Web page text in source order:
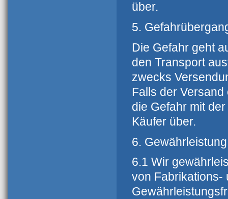
über.
5.
Die Gefahr geht
den Transport
zwecks
Falls der
die Gefahr mit
Käufer über.
6. Gewährleistung
6.1 Wir
von Fabrikations-